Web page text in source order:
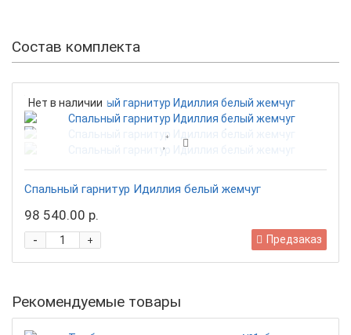
Состав комплекта
Нет в наличии
Спальный гарнитур Идиллия белый жемчуг
98 540.00 р.
+
- Предзаказ
Рекомендуемые товары